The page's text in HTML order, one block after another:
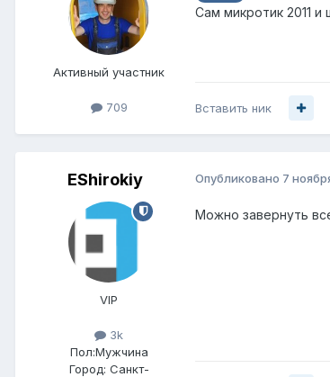
Активный участник
709
Сам микротик 2011
Вставить ник
EShirokiy
VIP
3k
Пол:Мужчина
Город: Санкт-
Опубликовано 7
Можно завернуть